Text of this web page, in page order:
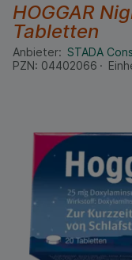
HOGGAR
Tabletten
Anbieter: STADA
PZN: 04402066